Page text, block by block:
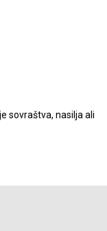
sovraštva, nasilja ali